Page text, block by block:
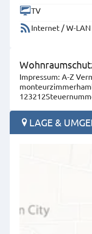
TV
Internet / W-LAN
Impressum: A-Z
LAGE &